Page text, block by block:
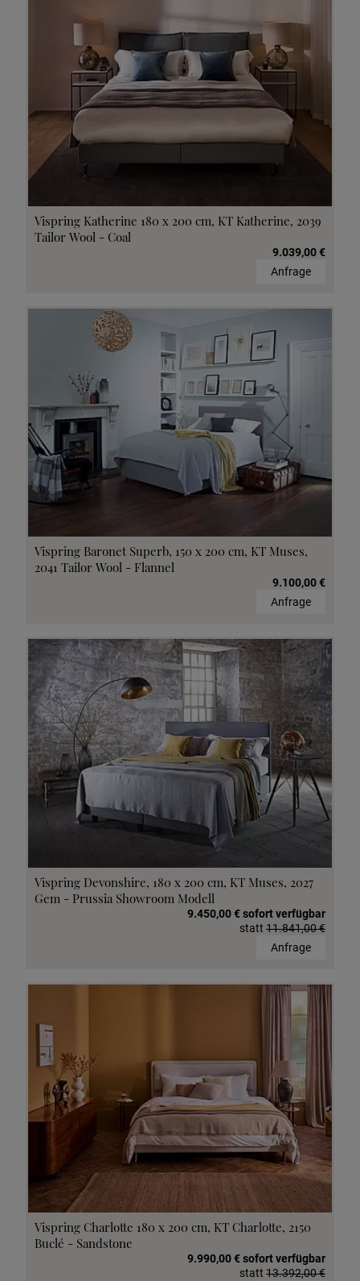
Vispring Katherine 180 x 200 cm, KT Katherine, 2039
Tailor Wool - Coal
9.039,00 €
Anfrage
Vispring Baronet Superb, 150 x 200 cm, KT Muses,
2041 Tailor Wool - Flannel
9.100,00 €
Anfrage
Vispring Devonshire, 180 x 200 cm, KT Muses, 2027
Gem - Prussia Showroom Modell
9.450,00 € sofort verfügbar
statt 11.841,00 €
Anfrage
Vispring Charlotte 180 x 200 cm, KT Charlotte, 2150
Buclé - Sandstone
9.990,00 € sofort verfügbar
statt 13.392,00 €